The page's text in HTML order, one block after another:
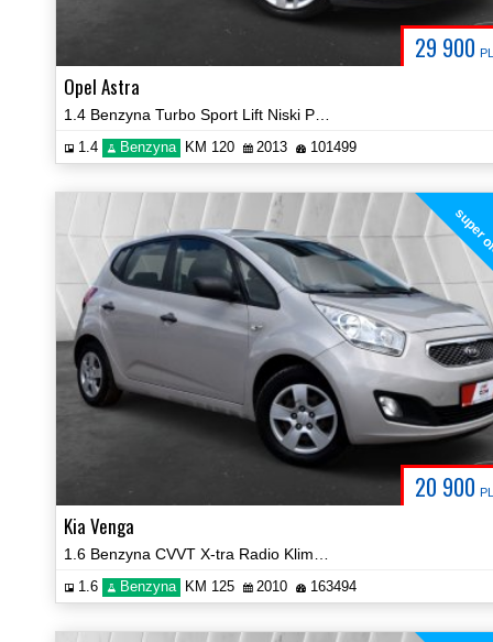
29 900
Opel Astra
1.4 Benzyna KM 120 2013 101499
20 900
Kia Venga
1.6 Benzyna KM 125 2010 163494